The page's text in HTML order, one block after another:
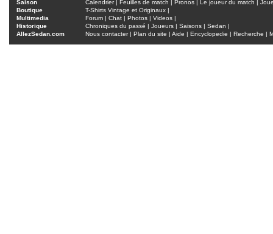
Saison Calendrier| Feuilles de match Pronos Le joueur du match
Boutique
T-Shirts Vintage et Originaux |
Multimedia
Forum | Chat | Photos | Videos |
Historique
Chroniques du passé | Joueurs | Saisons | Sedan |
AllezSedan.com
Nous contacter| Plan du site | Aide | Encyclopedie | Recherche |